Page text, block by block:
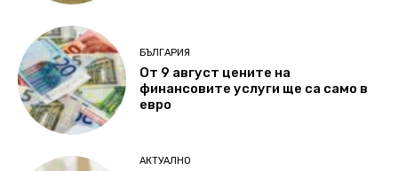
БЪЛГАРИЯ
От 9 август цените на
финансовите услуги ще са само в
евро
АКТУАЛНО